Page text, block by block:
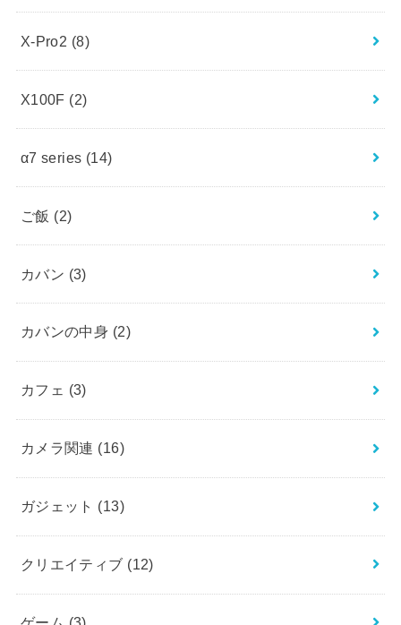
X-Pro2 (8)
X100F (2)
α7 series (14)
ご飯 (2)
カバン (3)
カバンの中身 (2)
カフェ (3)
カメラ関連 (16)
ガジェット (13)
クリエイティブ (12)